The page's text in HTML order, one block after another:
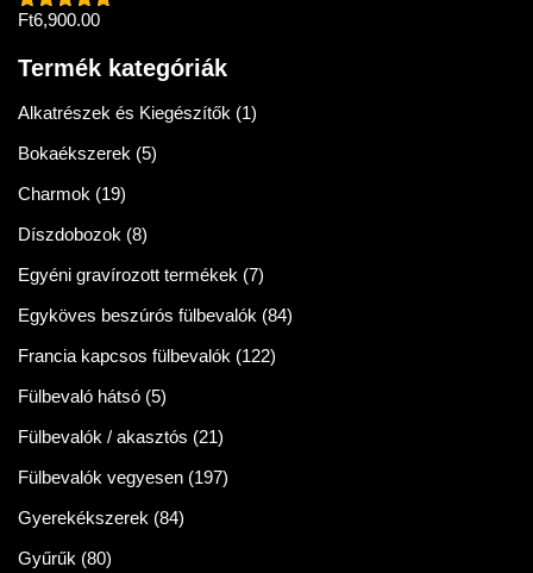
Értékelés:
Ft6,900.00
Termék kategóriák
Alkatrészek és Kiegészítők (1)
Bokaékszerek (5)
Charmok (19)
Díszdobozok (8)
Egyéni gravírozott termékek (7)
Egyköves beszúrós fülbevalók (84)
Francia kapcsos fülbevalók (122)
Fülbevaló hátsó (5)
Fülbevalók / akasztós (21)
Fülbevalók vegyesen (197)
Gyerekékszerek (84)
Gyűrűk (80)